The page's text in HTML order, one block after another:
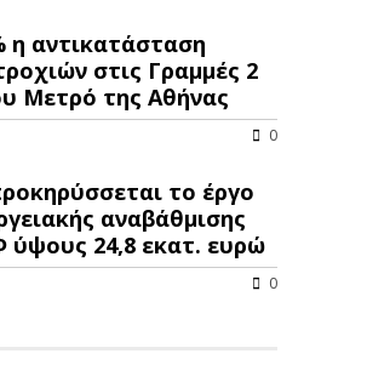
η αντικατάσταση
στις Γραμμές 2
Μετρό της Αθήνας
0
το έργο
αναβάθμισης
ύψους 24,8 εκατ. ευρώ
0